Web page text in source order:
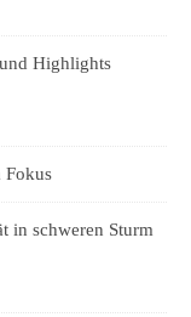
Highlights
Fokus
in schweren Sturm